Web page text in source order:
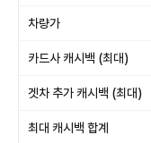
차량가
카드사 캐시백 (최대)
겟차 추가 캐시백 (최대)
최대 캐시백 합계